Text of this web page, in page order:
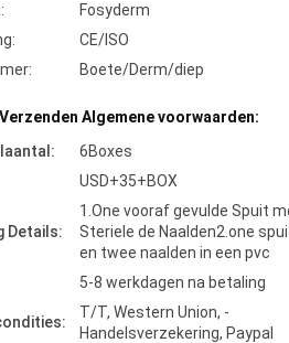
Fosyderm
CE/ISO
Boete/Derm/diep
Algemene voorwaarden:
6Boxes
USD+35+BOX
Details:
1.One vooraf gevulde Spuit
Steriele de Naalden2.one
en twee naalden in een pvc
5-8 werkdagen na betaling
T/T, Western Union, -
Handelsverzekering, Paypal